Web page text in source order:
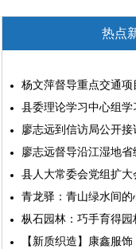
热点
杨文萍督导重点交通项
县委理论学习中心组
廖志远到信访局公开接
廖志远督导沿江湿地
县人大常委会党组扩大
青龙驿：青山绿水间的
枞石园林：巧手育得
【新质织造】康鑫服